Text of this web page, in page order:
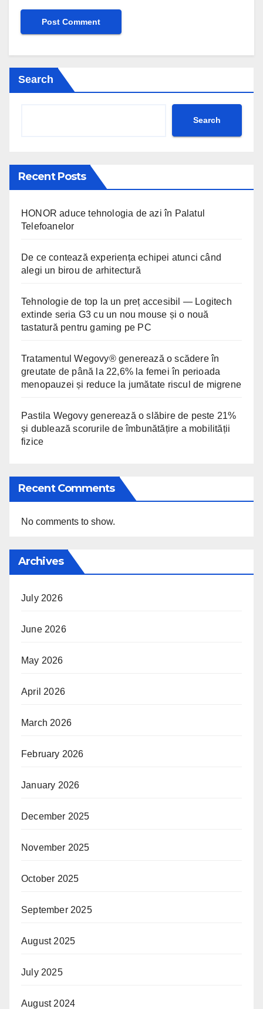
Search
Search
Recent Posts
HONOR aduce tehnologia de azi în Palatul
Telefoanelor
De ce contează experiența echipei atunci când
alegi un birou de arhitectură
Tehnologie de top la un preț accesibil — Logitech
extinde seria G3 cu un nou mouse și o nouă
tastatură pentru gaming pe PC
Tratamentul Wegovy® generează o scădere în
greutate de până la 22,6% la femei în perioada
menopauzei și reduce la jumătate riscul de migrene
Pastila Wegovy generează o slăbire de peste 21%
și dublează scorurile de îmbunătățire a mobilității
fizice
Recent Comments
No comments to show.
Archives
July 2026
June 2026
May 2026
April 2026
March 2026
February 2026
January 2026
December 2025
November 2025
October 2025
September 2025
August 2025
July 2025
August 2024